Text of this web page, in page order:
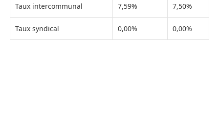
Taux intercommunal 7,59% 7,50%
Taux syndical 0,00% 0,00%